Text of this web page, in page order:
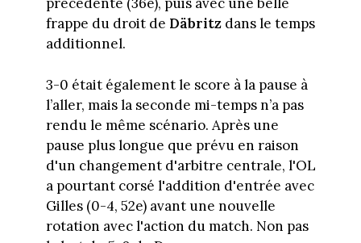
frappe du droit de Däbritzdans le temps
additionnel.
3-0 était également le score à la pause à
l’aller, mais la seconde mi-temps n’a pas
rendu le même scénario. Après une
pause plus longue que prévu en raison
d'un changement d'arbitre centrale, l'OL
a pourtant corsé l'addition d'entrée avec
Gilles (0-4, 52e) avant une nouvelle
rotation avec l'action du match. Non pas